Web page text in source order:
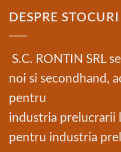
DESPRE
S.C. RONTIN SRL
noi si secondhand,
pentru
industria prelucrarii
pentru industria